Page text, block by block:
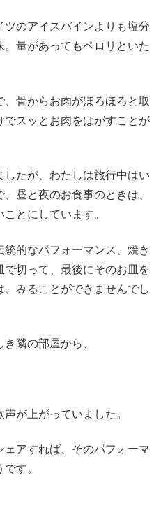
のアイスバインよりも塩分
量があってもペロリといた
骨からお肉がほろほろと取
スッとお肉をはがすことが
たが、わたしは旅行中はい
昼と夜のお食事のときは、
とにしています。
的なパフォーマンス、焼き
切って、最後にそのお皿を
みることができませんでし
隣の部屋から、
が上がっていました。
アすれば、そのパフォーマ
す。